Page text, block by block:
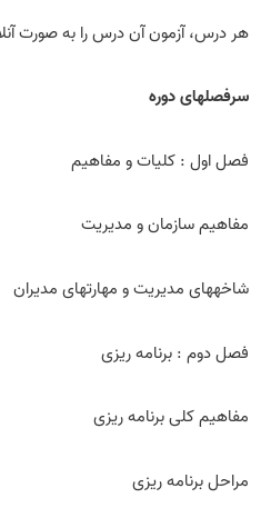
هر درس، آزمون آن درس را به صورت
سرفصل­های دوره
فصل اول : کلیات و مفاهیم
مفاهیم سازمان و مدیریت
شاخه­های مدیریت و مهارت­های مدیران
فصل دوم : برنامه ریزی
مفاهیم کلی برنامه ریزی
مراحل برنامه ریزی